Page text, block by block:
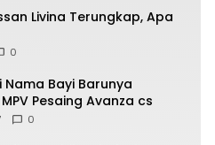
Livina Terungkap, Apa
0
Nama Bayi Barunya
Pesaing Avanza cs
0